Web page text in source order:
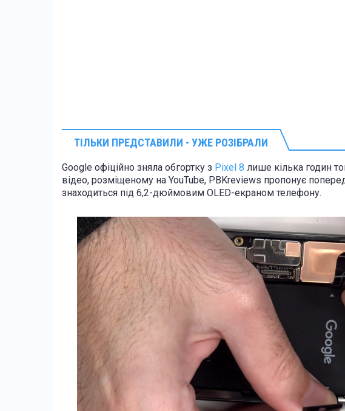
ТІЛЬКИ ПРЕДСТАВИЛИ - УЖЕ РОЗІБРАЛИ
Google офіційно зняла обгортку з Pixel 8 лише кілька годин
відео, розміщеному на YouTube, PBKreviews пропонує
знаходиться під 6,2-дюймовим OLED-екраном телефону.